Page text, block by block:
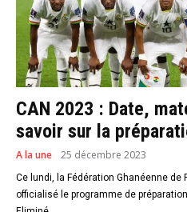
CAN 2023 : Date,
savoir sur la
A la une 25 décembre 2023
Ce lundi, la Fédération Ghanéenne de
officialisé le programme de